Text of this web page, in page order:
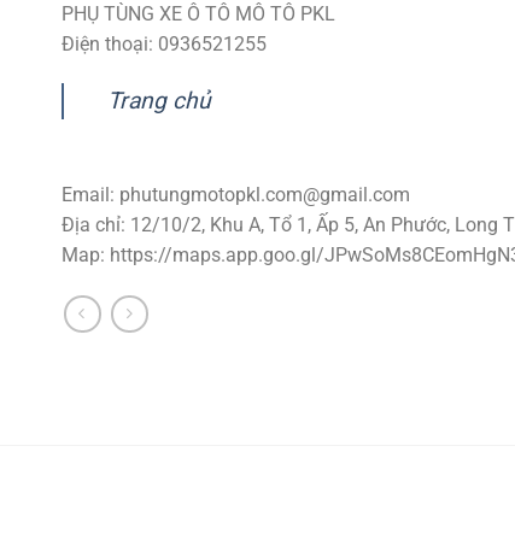
PHỤ TÙNG XE Ô TÔ MÔ TÔ PKL
Điện thoại: 0936521255
Trang chủ
Email: phutungmotopkl.com@gmail.com
Địa chỉ: 12/10/2, Khu A, Tổ 1, Ấp 5, An Phước, Long
Map: https://maps.app.goo.gl/